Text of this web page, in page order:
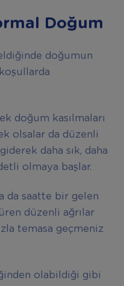
Doğum
doğumun
doğum kasılmaları
olsalar da düzenli
daha sık, daha
olmaya başlar.
da saatte bir gelen
düzenli ağrılar
temasa geçmeniz
olabildiği gibi